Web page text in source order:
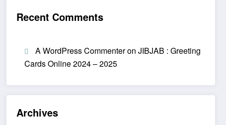
Recent Comments
A WordPress CommenteronJIBJAB : Greeting
Cards Online 2024 – 2025
Archives